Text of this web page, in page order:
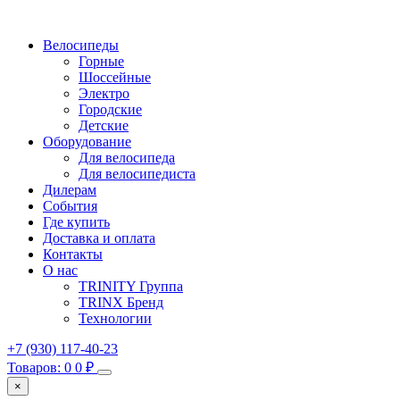
Велосипеды
Горные
Шоссейные
Электро
Городские
Детские
Оборудование
Для велосипеда
Для велосипедиста
Дилерам
События
Где купить
Доставка и оплата
Контакты
О нас
TRINITY Группа
TRINX Бренд
Технологии
+7 (930) 117-40-23
Товаров: 0 0 ₽
×